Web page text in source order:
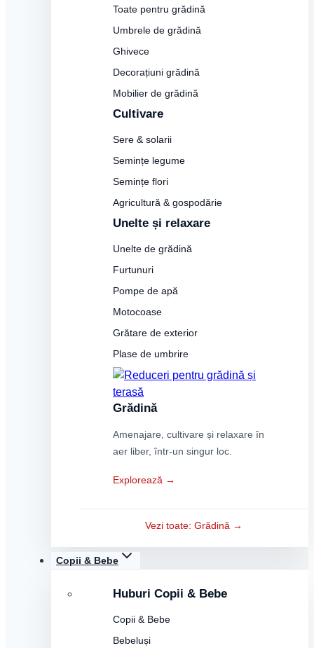
Toate pentru grădină
Umbrele de grădină
Ghivece
Decorațiuni grădină
Mobilier de grădină
Cultivare
Sere & solarii
Semințe legume
Semințe flori
Agricultură & gospodărie
Unelte și relaxare
Unelte de grădină
Furtunuri
Pompe de apă
Motocoase
Grătare de exterior
Plase de umbrire
Grădină
Amenajare, cultivare și relaxare în
aer liber, într-un singur loc.
Explorează →
Vezi toate: Grădină →
Copii & Bebe
Huburi Copii & Bebe
Copii & Bebe
Bebeluși